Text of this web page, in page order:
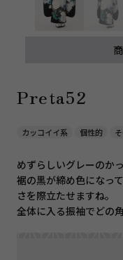
Preta52
カッコイイ系 個性的
めずらしいグレーのか
裾の黒が締め色になっ
さを際立たせますね。
全体に入る振袖でどの